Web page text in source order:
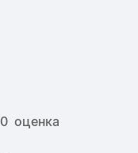
0 оценка